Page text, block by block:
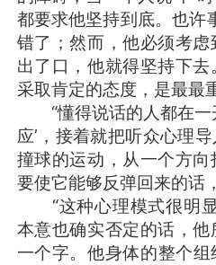
都要求他坚持到底。也许
错了；然而，他必须考
出了口，他就得坚持下
采取肯定的态度，是最最
“懂得说话的人都在一
应’，接着就把听众心理
撞球的运动，从一个方向
要使它能够反弹回来的话
“这种心理模式很明显
本意也确实否定的话，
一个字。他身体的整个